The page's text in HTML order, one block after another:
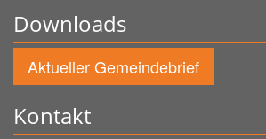
Downloads
Aktueller Gemeindebrief
Kontakt